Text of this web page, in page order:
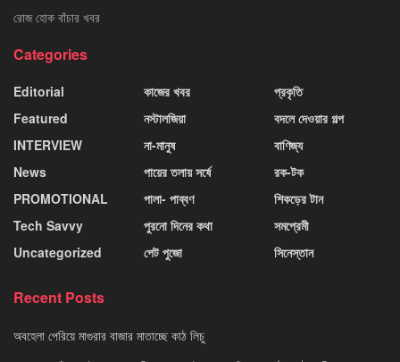
রোজ হোক বাঁচার খবর
Categories
Editorial
Featured
INTERVIEW
News
PROMOTIONAL
Tech Savvy
Uncategorized
কাজের খবর
নস্টালজিয়া
না-মানুষ
পায়ের তলায় সর্ষে
পালা- পাব্বণ
পুরনো দিনের কথা
পেট পুজো
প্রকৃতি
বদলে দেওয়ার গল্প
বাণিজ্য
রক-টক
শিকড়ের টান
সমপ্রেমী
সিনেস্তান
Recent Posts
অবহেলা পেরিয়ে মাগুরার বাজার মাতাচ্ছে কাঠ লিচু